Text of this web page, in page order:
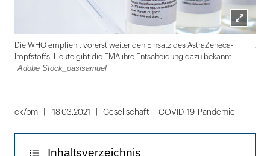
Lightbox
öffnen
Die WHO empfiehlt vorerst weiter den Einsatz des Astra­Zeneca-
Impfstoffs. Heute gibt die EMA ihre Entscheidung dazu bekannt.
Adobe Stock_oasisamuel
1
ck/pm 18.03.2021 Gesellschaft COVID-19-Pandemie
Inhaltsverzeichnis